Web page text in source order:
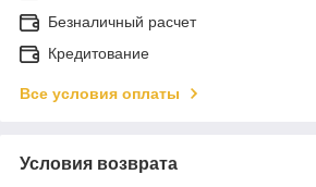
Безналичный расчет
Кредитование
Все условия оплаты
Условия возврата